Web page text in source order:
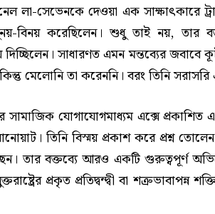
লা-সেভেনকে দেওয়া এক সাক্ষাৎকারে
বিনয় করেছিলেন। শুধু তাই নয়, তার
সাধারণত এমন মন্তব্যের জবাবে
মেলোনি তা করেননি। বরং তিনি
যোগাযোগমাধ্যম এক্সে প্রকাশিত
তিনি বিস্ময় প্রকাশ করে প্রশ্ন
তার বক্তব্যে আরও একটি গুরুত্বপূর্ণ
প্রকৃত প্রতিদ্বন্দ্বী বা শত্রুভাবাপন্ন